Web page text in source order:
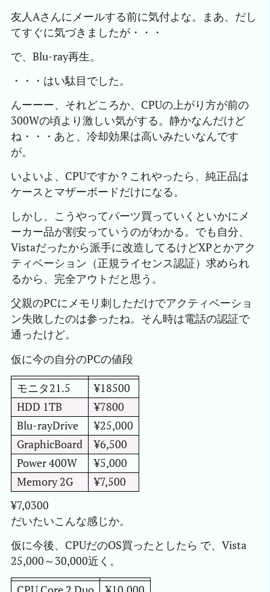
友人Aさんにメールする前に気付よな。まあ、だし
てすぐに気づきましたが・・・
で、Blu-ray再生。
・・・はい駄目でした。
んーーー、それどころか、CPUの上がり方が前の
300Wの頃より激しい気がする。静かなんだけど
ね・・・あと、冷却効果は高いみたいなんです
が。
いよいよ、CPUですか？これやったら、純正品は
ケースとマザーボードだけになる。
しかし、こうやってパーツ買っていくといかにメ
ーカー品が割安っていうのがわかる。でも自分、
Vistaだったから派手に改造してるけどXPとかアク
ティベーション（正規ライセンス認証）求められ
るから、完全アウトだと思う。
父親のPCにメモリ刺しただけでアクティベーショ
ン失敗したのは参ったね。そん時は電話の認証で
通ったけど。
仮に今の自分のPCの値段
モニタ21.5
¥18500
HDD 1TB
¥7800
Blu-rayDrive
¥25,000
GraphicBoard
¥6,500
Power 400W
¥5,000
Memory 2G
¥7,500
¥7,0300
だいたいこんな感じか。
仮に今後、CPUだのOS買ったとしたら で、Vista
25,000～30,000近く。